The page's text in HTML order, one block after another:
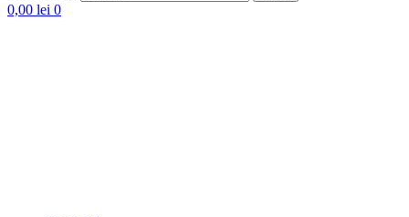
0,00 lei 0